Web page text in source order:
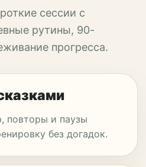
сессии с
рутины, 90-
прогресса.
повторы и паузы
без догадок.